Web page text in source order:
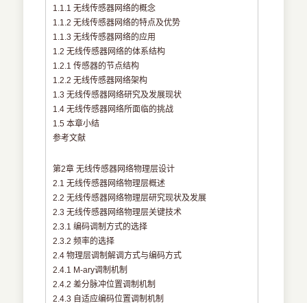
1.1.1 无线传感器网络的概念
1.1.2 无线传感器网络的特点及优势
1.1.3 无线传感器网络的应用
1.2 无线传感器网络的体系结构
1.2.1 传感器的节点结构
1.2.2 无线传感器网络架构
1.3 无线传感器网络研究及发展现状
1.4 无线传感器网络所面临的挑战
1.5 本章小结
参考文献
第2章 无线传感器网络物理层设计
2.1 无线传感器网络物理层概述
2.2 无线传感器网络物理层研究现状及发展
2.3 无线传感器网络物理层关键技术
2.3.1 编码调制方式的选择
2.3.2 频率的选择
2.4 物理层调制解调方式与编码方式
2.4.1 M-ary调制机制
2.4.2 差分脉冲位置调制机制
2.4.3 自适应编码位置调制机制